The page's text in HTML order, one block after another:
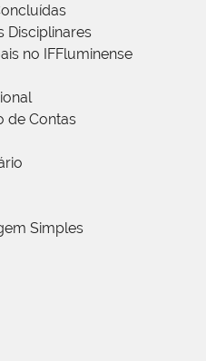
Disciplinares
no IFFluminense
de Contas
Simples